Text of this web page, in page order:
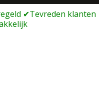
voor